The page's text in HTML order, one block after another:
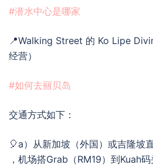
#潜水中心是哪家
📍Walking Street 的 Ko Lipe
经营）
#如何去丽贝岛
交通方式如下：
🎈a）从新加坡（外国）或吉隆坡
，机场搭Grab（RM19）到Kuah